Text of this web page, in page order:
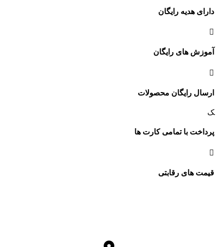
دارای هدیه رایگان
آموزش های رایگان
ارسال رایگان محصولات
پرداخت با تمامی کارت ها
قیمت های رقابتی